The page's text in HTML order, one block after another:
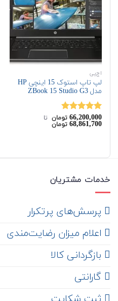
اچ‌پی
لپ تاپ استوک 15 اینچی HP
مدل ZBook 15 Studio G3
نمره5.00
از 5
66,200,000 تومان‌ تا ‌
68,861,700 تومان
خدمات مشتریان
‌ پرسش‌های پرتکرار
اعلام میزان رضایت‌مندی
‌ بازگردانی کالا
گارانتی